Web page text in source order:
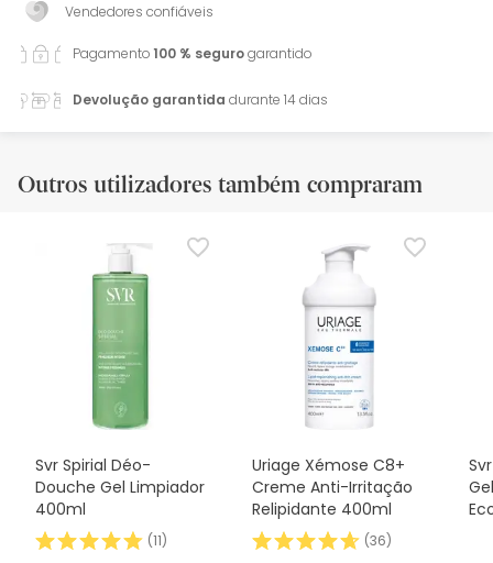
Vendedores confiáveis
Pagamento100 % segurogarantido
Devolução garantida durante 14 dias
Outros utilizadores também compraram
Svr Spirial Déo-
Douche Gel Limpiador
400ml
(11)
Uriage Xémose C8+
Creme Anti-Irritação
Relipidante 400ml
(36)